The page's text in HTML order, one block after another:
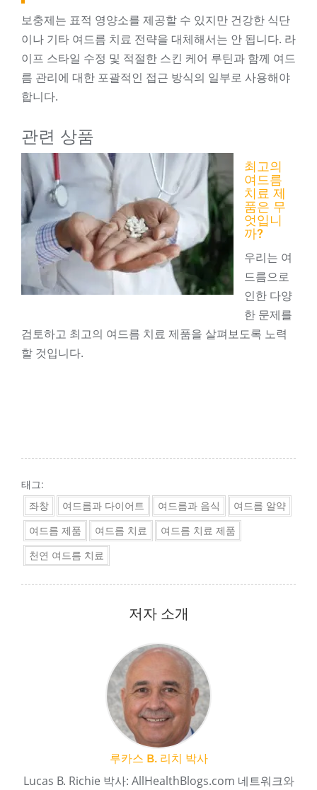
보충제는 표적 영양소를 제공할 수 있지만 건강한 식단
이나 기타 여드름 치료 전략을 대체해서는 안 됩니다. 라
이프 스타일 수정 및 적절한 스킨 케어 루틴과 함께 여드
름 관리에 대한 포괄적인 접근 방식의 일부로 사용해야
합니다.
관련 상품
최고의
여드름
치료 제
품은 무
엇입니
까?
우리는 여
드름으로
인한 다양
한 문제를
검토하고 최고의 여드름 치료 제품을 살펴보도록 노력
할 것입니다.
태그:
좌창
여드름과 다이어트 여드름과 음식
여드름 알약
여드름 제품
여드름 치료
여드름 치료 제품
천연 여드름 치료
저자 소개
루카스 B. 리치 박사
Lucas B. Richie 박사: AllHealthBlogs.com 네트워크와